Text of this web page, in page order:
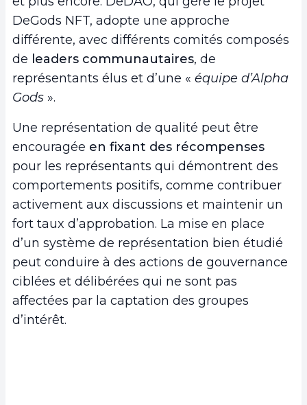
DeGods NFT, adopte une approche
différente, avec différents comités composés
de leaders communautaires, de
représentants élus et d’une « équipe d’Alpha
Gods ».
Une représentation de qualité peut être
encouragée en fixant des récompenses
pour les représentants qui démontrent des
comportements positifs, comme contribuer
activement aux discussions et maintenir un
fort taux d’approbation. La mise en place
d’un système de représentation bien étudié
peut conduire à des actions de gouvernance
ciblées et délibérées qui ne sont pas
affectées par la captation des groupes
d’intérêt.